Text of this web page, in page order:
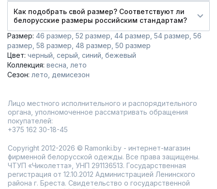
Как подобрать свой размер? Соответствуют ли
белорусские размеры российским стандартам?
Размер: 46 размер 52 размер 44 размер 54 размер 56
размер 58 размер 48 размер 50 размер
Цвет: черный серый синий бежевый
Коллекция: весна лето
Сезон: лето демисезон
Лицо местного исполнительного и распорядительного
органа, уполномоченное рассматривать обращения
покупателей:
+375 162 30-18-45
Copyright 2012-2026 © Ramonki.by - интернет-магазин
фирменной белорусской одежды. Все права защищены.
ЧТУП «Чиколетта», УНП 291136513. Государственная
регистрация от 12.10.2012 Администрацией Ленинского
района г. Бреста. Свидетельство о государственной